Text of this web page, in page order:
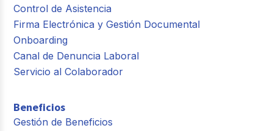
Control de Asistencia
Firma Electrónica y Gestión Documental
Onboarding
Canal de Denuncia Laboral
Servicio al Colaborador
Beneficios
Gestión de Beneficios